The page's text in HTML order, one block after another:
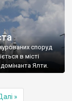
споруд
в місті
Ялти.
»